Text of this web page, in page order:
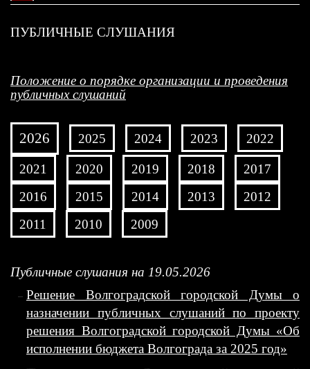
ПУБЛИЧНЫЕ СЛУШАНИЯ
Положение о порядке организации и проведения
публичных слушаний
2026 2025 2024 2023 2022
2021 2020 2019 2018
2017
2016
2015 2014 2013
2012
2011
2010 2009
Публичные слушания на 19.05.2026
Решение Волгоградской городской Думы о
назначении публичных слушаний по проекту
решения Волгоградской городской Думы «Об
исполнении бюджета Волгограда за 2025 год»